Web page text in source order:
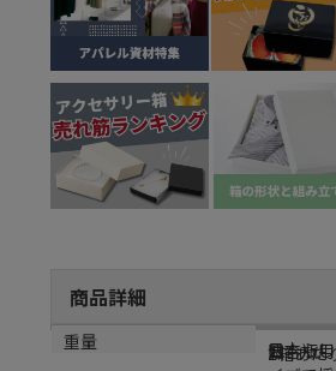
商品詳細
商品説明
日本ら
規格
四合瓶
カラー
波
重量
1箱あた